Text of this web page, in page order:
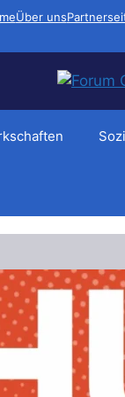
Über uns